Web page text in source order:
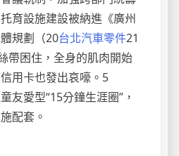
育設施建設被納進《廣州
規劃（20台北汽車零件21
帶困住，全身的肌肉開始
用卡也發出哀嚎。5
友愛型“15分鐘生涯圈”，
配套。